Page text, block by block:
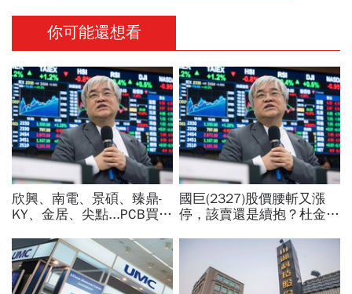
你可能還想看
欣興、南電、景碩、臻鼎-
KY、金居、尖點...PCB買誰
11月末升段首選，V轉反彈
最快
國巨(2327)股價腰斬又漲
停，該賣還是續抱？杜金龍
套時間曝光」！群創、南亞
科也點名